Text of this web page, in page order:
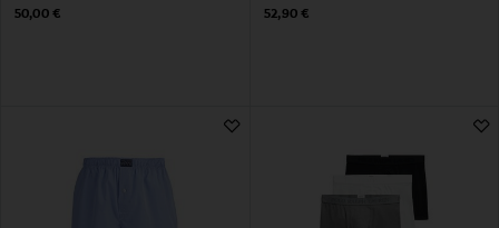
Original Price
50,00 €
Original Price
52,90 €